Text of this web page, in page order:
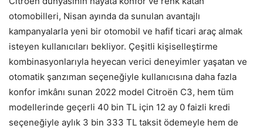
otomobilleri, Nisan ayında da sunulan avantajlı
kampanyalarla yeni bir otomobil ve hafif ticari araç almak
isteyen kullanıcıları bekliyor. Çeşitli kişiselleştirme
kombinasyonlarıyla heyecan verici deneyimler yaşatan ve
otomatik şanzıman seçeneğiyle kullanıcısına daha fazla
konfor imkânı sunan 2022 model Citroën C3, hem tüm
modellerinde geçerli 40 bin TL için 12 ay 0 faizli kredi
seçeneğiyle aylık 3 bin 333 TL taksit ödemeyle hem de